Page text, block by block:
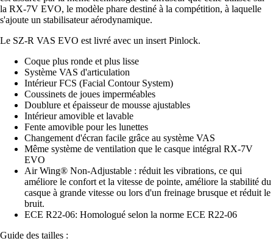
la RX-7V EVO, le modèle phare destiné à la compétition, à laquelle
s'ajoute un stabilisateur aérodynamique.
Le SZ-R VAS EVO est livré avec un insert Pinlock.
Coque plus ronde et plus lisse
Système VAS d'articulation
Intérieur FCS (Facial Contour System)
Coussinets de joues imperméables
Doublure et épaisseur de mousse ajustables
Intérieur amovible et lavable
Fente amovible pour les lunettes
Changement d'écran facile grâce au système VAS
Même système de ventilation que le casque intégral RX-7V
EVO
Air Wing® Non-Adjustable : réduit les vibrations, ce qui
améliore le confort et la vitesse de pointe, améliore la stabilité du
casque à grande vitesse ou lors d'un freinage brusque et réduit le
bruit.
ECE R22-06: Homologué selon la norme ECE R22-06
Guide des tailles :